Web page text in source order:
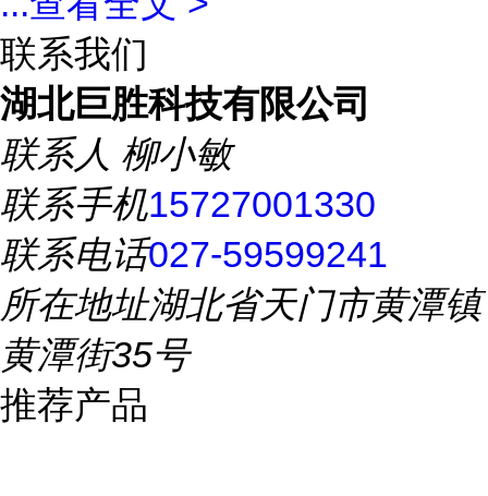
联系我们
湖北巨胜科技有限公司
联系人 柳小敏
联系手机15727001330
联系电话027-59599241
所在地址湖北省天门市黄潭镇
黄潭街35号
推荐产品